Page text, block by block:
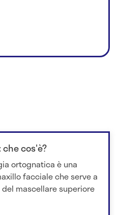
cos'è?
ortognatica è una
facciale che serve a
mascellare superiore